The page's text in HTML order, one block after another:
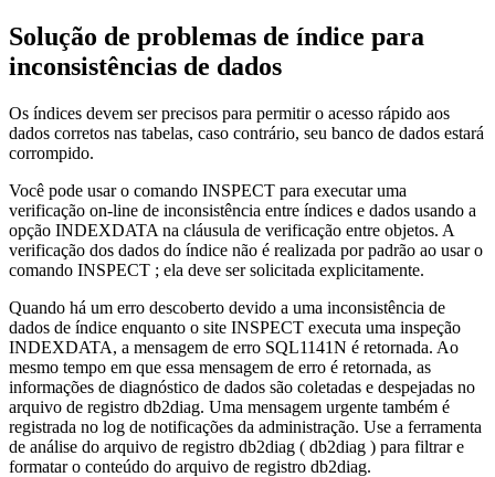
Solução de problemas de índice para
inconsistências de dados
Os índices devem ser precisos para permitir o acesso rápido aos
dados corretos nas tabelas, caso contrário, seu banco de dados estará
corrompido.
Você pode usar o comando INSPECT para executar uma
verificação on-line de inconsistência entre índices e dados usando a
opção INDEXDATA na cláusula de verificação entre objetos. A
verificação dos dados do índice não é realizada por padrão ao usar o
comando INSPECT ; ela deve ser solicitada explicitamente.
Quando há um erro descoberto devido a uma inconsistência de
dados de índice enquanto o site INSPECT executa uma inspeção
INDEXDATA, a mensagem de erro SQL1141N é retornada. Ao
mesmo tempo em que essa mensagem de erro é retornada, as
informações de diagnóstico de dados são coletadas e despejadas no
arquivo de registro db2diag. Uma mensagem urgente também é
registrada no log de notificações da administração. Use a ferramenta
de análise do arquivo de registro db2diag ( db2diag ) para filtrar e
formatar o conteúdo do arquivo de registro db2diag.